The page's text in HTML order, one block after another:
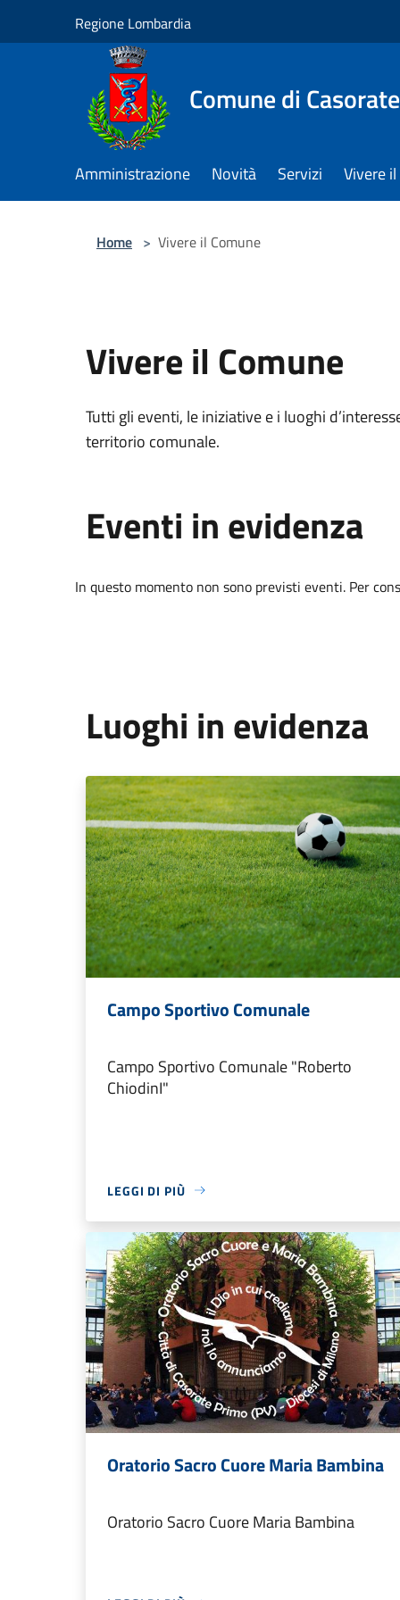
Regione Lombardia
Comune di
Amministrazione Novità Servizi Vivere
Home > Vivere il Comune
Vivere il Comune
Tutti gli eventi, le iniziative e i luoghi
territorio comunale.
Eventi in evidenza
In questo momento non sono previsti eventi. Per
Luoghi in evidenza
Campo Sportivo Comunale
Campo Sportivo Comunale "Roberto
ChiodinI"
LEGGI DI PIÙ
Oratorio Sacro Cuore Maria Bambina
Oratorio Sacro Cuore Maria Bambina